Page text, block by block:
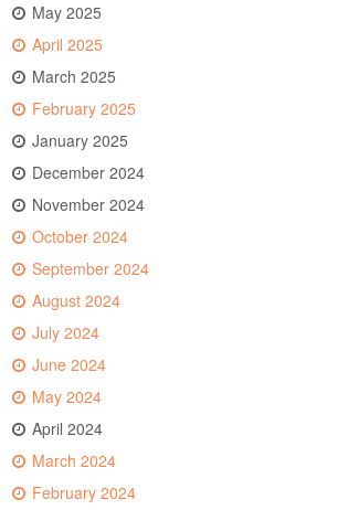
May 2025
April 2025
March 2025
February 2025
January 2025
December 2024
November 2024
October 2024
September 2024
August 2024
July 2024
June 2024
May 2024
April 2024
March 2024
February 2024